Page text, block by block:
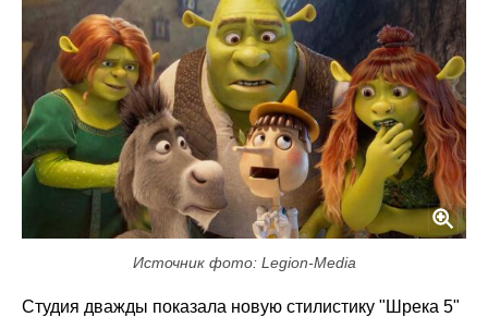
Источник фото: Legion-Media
Студия дважды показала новую стилистику "Шрека 5"